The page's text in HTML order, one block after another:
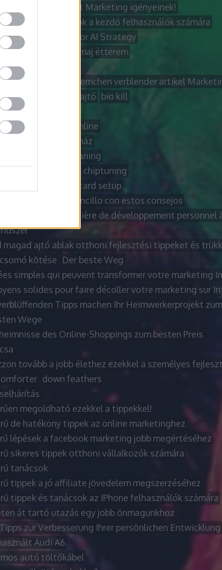
titkai az Ön Internet Marketing igényeinek!
laptop tanácsok a kezdő felhasználók számára
Diagnostic View for AI Strategy
sajt
badacsonytomaj étterem
beltéri ajtó
über effizientes Riemchen verblender artikel
billenő garázsajtó bio kill
technikák
gépek
borsod online
Bútor webáruház
carpet cleaning
chiptuning
coldcard setup
en línea es más sencillo con estos consejos
et astuces en matière de développement
magad ajtó ablak otthoni fejlesztési tippeket és
kötése Der beste Weg
simples qui peuvent transformer votre marketing
solides pour faire décoller votre marketing sur
Tipps machen Ihr Heimwerkerprojekt
Wege
des Online-Shoppings zum besten Preis
tovább a jobb élethez ezekkel a személyes
down feathers
megoldható ezekkel a tippekkel!
de hatékony tippek az online marketinghez
lépések a facebook marketing jobb megértéséhez
sikeres tippek otthoni vállalkozók számára
tanácsok
tippek a jó affiliate jövedelem megszerzéséhez
tippek és tanácsok az IPhone felhasználók számára
át tartó utazás egy jobb önmagunkhoz
zur Verbesserung Ihrer persönlichen Entwicklung
Audi A6
autó töltőkábel